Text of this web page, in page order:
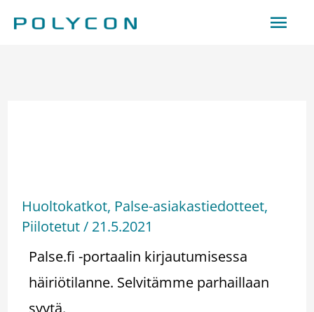
Huoltokatkot, Palse-asiakastiedotteet,
Piilotetut/ 21.5.2021
Palse.fi -portaalin kirjautumisessa
häiriötilanne. Selvitämme parhaillaan